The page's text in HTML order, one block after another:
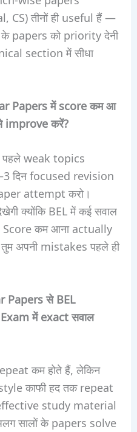
तीनों ही useful हैं —
papers को priority देनी
section में सीधा
Papers में score कम आ
improve करें?
पहले weak topics
दिन focused revision
attempt करो।
क्योंकि BEL में कई सवाल
कम आना actually
अपनी mistakes पहले ही
Papers से BEL
में exact सवाल
कम होते हैं, लेकिन
काफी हद तक repeat
effective study material
सालों के papers solve